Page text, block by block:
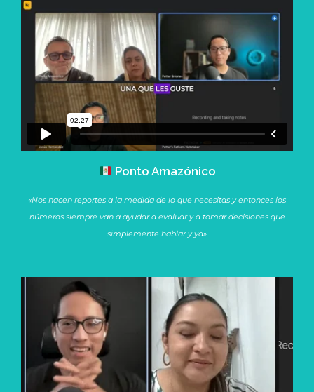
Ponto Amazónico
«Nos hacen reportes a la medida de lo que necesitas y entonces los
números siempre van a ayudar a evaluar y a tomar decisiones que
simplemente hablar y ya»